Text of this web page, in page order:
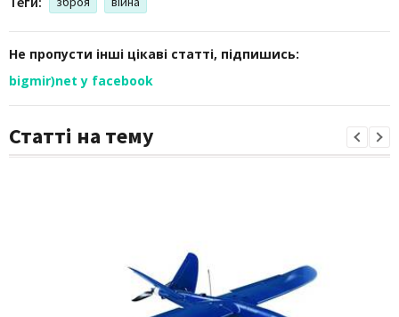
Не пропусти інші цікаві статті, підпишись:
bigmir)net у facebook
Статті на тему